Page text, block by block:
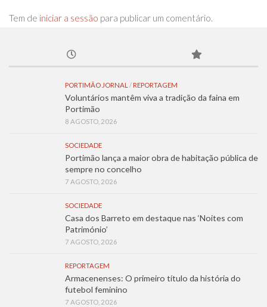
Tem de iniciar a sessão para publicar um comentário.
PORTIMÃO JORNAL / REPORTAGEM
Voluntários mantêm viva a tradição da faina em
Portimão
8 AGOSTO, 2026
SOCIEDADE
Portimão lança a maior obra de habitação pública de
sempre no concelho
7 AGOSTO, 2026
SOCIEDADE
Casa dos Barreto em destaque nas ‘Noites com
Património’
7 AGOSTO, 2026
REPORTAGEM
Armacenenses: O primeiro título da história do
futebol feminino
7 AGOSTO, 2026